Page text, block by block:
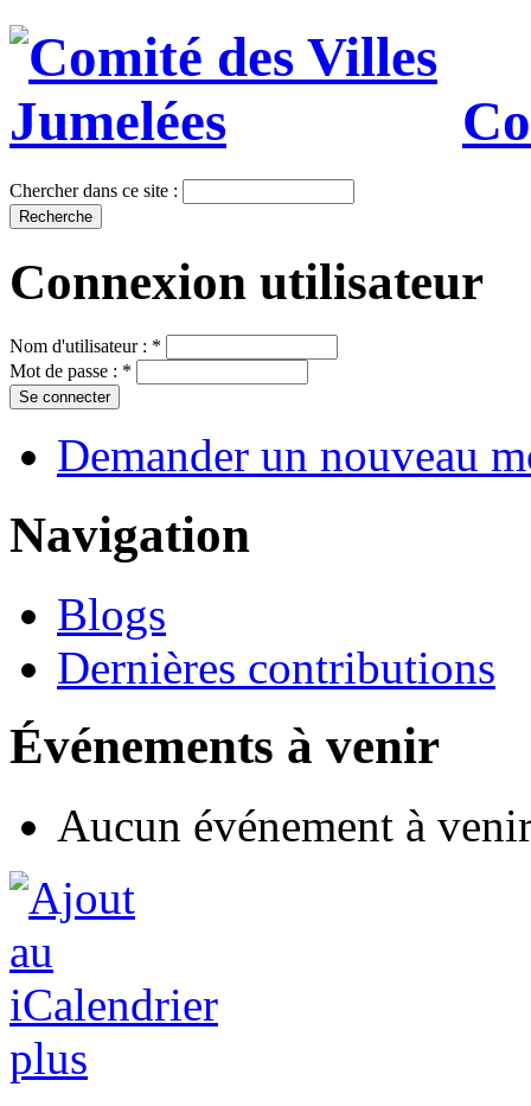
Chercher dans ce site :
Connexion utilisateur
Nom d'utilisateur : *
Mot de passe : *
Demander un nouveau
Navigation
Blogs
Dernières contributions
Événements à venir
Aucun événement à
plus